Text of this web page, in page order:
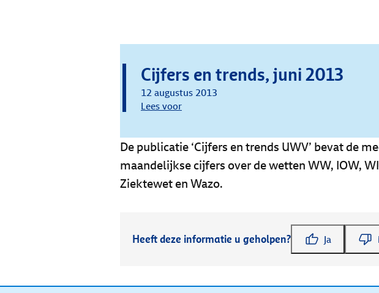
Cijfers en trends, juni 2013
12 augustus 2013
Lees voor
De publicatie ‘Cijfers en trends UWV’ bevat de
maandelijkse cijfers over de wetten WW, IOW,
Ziektewet en Wazo.
Heeft deze informatie u geholpen? Ja